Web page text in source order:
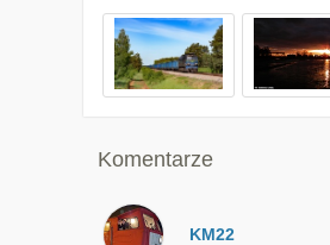
Komentarze
KM22